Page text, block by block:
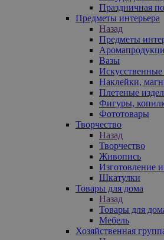
Праздничная
Предметы интерьера
Назад
Предметы
Вазы
Наклейки,
Плетеные
Фигуры,
Фототовары
Творчество
Назад
Творчество
Живопись
Изготовление
Шкатулки
Товары для дома
Назад
Товары для
Мебель
Хозяйственная